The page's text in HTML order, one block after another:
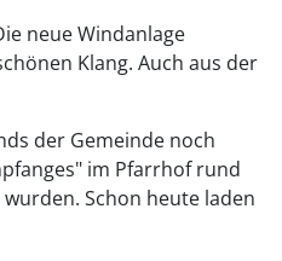
neue Windanlage
Klang. Auch aus der
der Gemeinde noch
im Pfarrhof rund
Schon heute laden